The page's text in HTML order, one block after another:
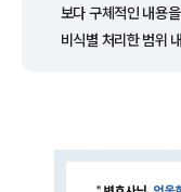
보다 구체적인 내용
비식별 처리한 범위